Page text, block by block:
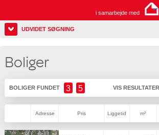
i samarbejde med
UDVIDET SØGNING
Boliger
BOLIGER FUNDET 3 5 VIS RESULTATER
Adresse Pris Liggetid m²